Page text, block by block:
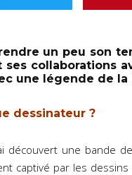
un peu son
collaborations
une légende de la
dessinateur ?
découvert une bande
captivé par les